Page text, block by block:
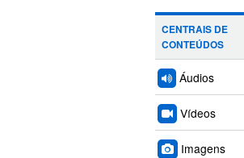
CENTRAIS DE
CONTEÚDOS
Áudios
Vídeos
Imagens